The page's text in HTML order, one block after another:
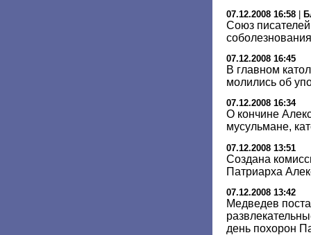
07.12.2008 16:58 |
Союз
07.12.2008 16:45
В главном
молились об
07.12.2008 16:34
О кончине
мусульмане,
07.12.2008 13:51
Создана
Патриарха
07.12.2008 13:42
Медведев
день похорон